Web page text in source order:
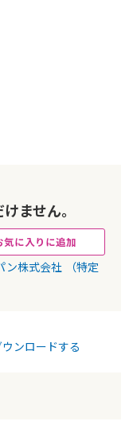
ません。
気に入りに追加
ン株式会社
（特定
ンロードする